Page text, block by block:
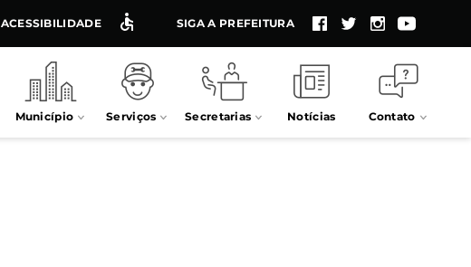
ACESSIBILIDADE SIGA A PREFEITURA
Município Serviços Secretarias Notícias Contato